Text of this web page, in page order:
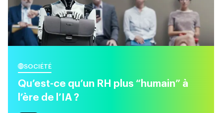
SOCIÉTÉ
Qu’est-ce qu’un RH plus “humain” à
l’ère de l’IA ?